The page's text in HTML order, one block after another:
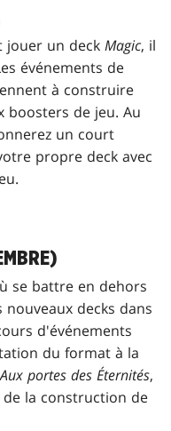
jouer un deckMagic, il
événements de
à construire
boosters de jeu. Au
un court
propre deck avec
se battre en dehors
decks dans
d'événements
du format à la
Aux portes des Éternités,
de la construction de